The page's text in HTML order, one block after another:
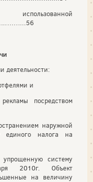
деятельности:
и
посредством
наружной
единого налога на
систему
2010г. Объект
на величину